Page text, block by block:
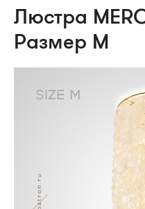
Люстра
Размер M